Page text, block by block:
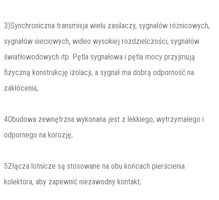
3)Synchroniczna transmisja wielu zasilaczy, sygnałów różnicowych,
sygnałów sieciowych, wideo wysokiej rozdzielczości, sygnałów
światłowodowych itp. Pętla sygnałowa i pętla mocy przyjmują
fizyczną konstrukcję izolacji, a sygnał ma dobrą odporność na
zakłócenia;
4Obudowa zewnętrzna wykonana jest z lekkiego, wytrzymałego i
odpornego na korozję;
5Złącza lotnicze są stosowane na obu końcach pierścienia
kolektora, aby zapewnić niezawodny kontakt;